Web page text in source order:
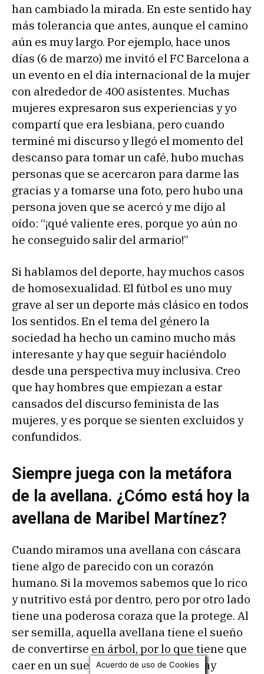
han cambiado la mirada. En este sentido hay
más tolerancia que antes, aunque el camino
aún es muy largo. Por ejemplo, hace unos
días (6 de marzo) me invitó el FC Barcelona a
un evento en el día internacional de la mujer
con alrededor de 400 asistentes. Muchas
mujeres expresaron sus experiencias y yo
compartí que era lesbiana, pero cuando
terminé mi discurso y llegó el momento del
descanso para tomar un café, hubo muchas
personas que se acercaron para darme las
gracias y a tomarse una foto, pero hubo una
persona joven que se acercó y me dijo al
oído: “¡qué valiente eres, porque yo aún no
he conseguido salir del armario!”
Si hablamos del deporte, hay muchos casos
de homosexualidad. El fútbol es uno muy
grave al ser un deporte más clásico en todos
los sentidos. En el tema del género la
sociedad ha hecho un camino mucho más
interesante y hay que seguir haciéndolo
desde una perspectiva muy inclusiva. Creo
que hay hombres que empiezan a estar
cansados del discurso feminista de las
mujeres, y es porque se sienten excluidos y
confundidos.
Siempre juega con la metáfora
de la avellana. ¿Cómo está hoy la
avellana de Maribel Martínez?
Cuando miramos una avellana con cáscara
tiene algo de parecido con un corazón
humano. Si la movemos sabemos que lo rico
y nutritivo está por dentro, pero por otro lado
tiene una poderosa coraza que la protege. Al
ser semilla, aquella avellana tiene el sueño
de convertirse en árbol, por lo que tiene que
caer en un suelo fertilizado, y si no hay
Acuerdo de uso de Cookies